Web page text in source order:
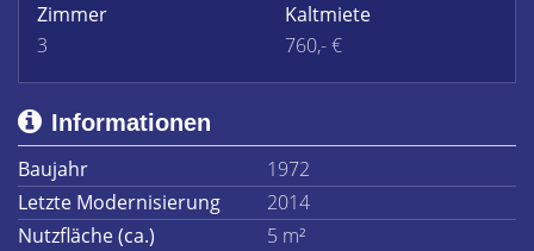
Zimmer
3
Kaltmiete
760,- €
Informationen
Baujahr
1972
Letzte Modernisierung
2014
Nutzfläche (ca.)
5 m²